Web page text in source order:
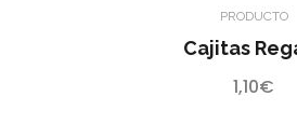
PRODUCTO
Cajitas
1,10€